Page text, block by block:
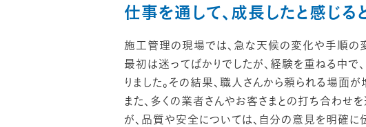
仕事を通して、成長したと感じる
施工管理の現場では、急な天候の変化や手順の
最初は迷ってばかりでしたが、経験を重ねる中で
りました。その結果、職人さんから頼られる場面
また、多くの業者さんやお客さまとの打ち合わせ
が、品質や安全については、自分の意見を明確に